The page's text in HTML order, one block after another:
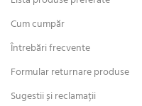
Cum cumpăr
Întrebări frecvente
Formular returnare produse
Sugestii și reclamații